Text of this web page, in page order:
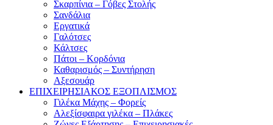
Σκαρπίνια – Γόβες Στολής
Σανδάλια
Εργατικά
Γαλότσες
Κάλτσες
Πάτοι – Κορδόνια
Καθαρισμός – Συντήρηση
Αξεσουάρ
ΕΠΙΧΕΙΡΗΣΙΑΚΟΣ ΕΞΟΠΛΙΣΜΟΣ
Γιλέκα Μάχης – Φορείς
Αλεξίσφαιρα γιλέκα – Πλάκες